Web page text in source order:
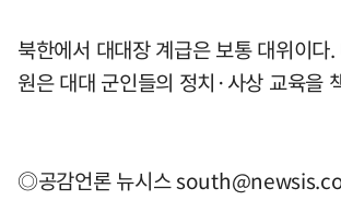
북한에서 대대장 계급은 보통 대위이다
원은 대대 군인들의 정치·사상 교육을
◎공감언론 뉴시스